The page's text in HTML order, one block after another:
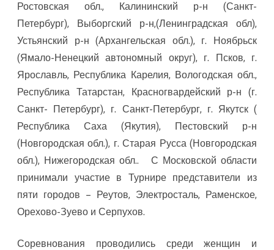
Ростовская обл., Калининский р-н (Санкт-
Петербург), Выборгский р-н,(Ленинградская обл),
Устьянский р-н (Архангельская обл.), г. Ноябрьск
(Ямало-Ненецкий автономный округ), г. Псков, г.
Ярославль, Республика Карелия, Вологодская обл.,
Республика Татарстан, Красногвардейский р-н (г.
Санкт- Петербург), г. Санкт-Петербург, г. Якутск (
Республика Саха (Якутия), Пестовский р-н
(Новгородская обл.), г. Старая Русса (Новгородская
обл.), Нижегородская обл.. С Московской области
принимали участие в Турнире представители из
пяти городов – Реутов, Электросталь, Раменское,
Орехово-Зуево и Серпухов.
Соревнования проводились среди женщин и